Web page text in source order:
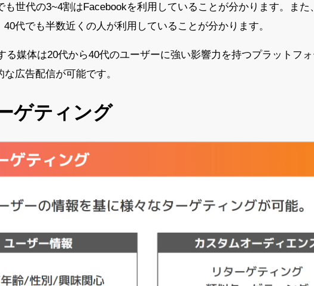
も世代の3~4割はFacebookを利用していることが分かります。また
代でも半数近くの人が利用していることが分かります。
る媒体は20代から40代のユーザーに強い影響力を持つプラットフ
広告配信が可能です。
ゲティング